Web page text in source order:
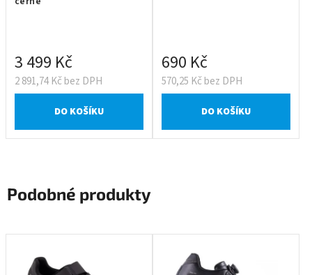
2 891,74 Kč bez DPH
3 499 Kč
DO KOŠÍKU
570,25 Kč bez DPH
690 Kč
DO KOŠÍKU
Podobné produkty